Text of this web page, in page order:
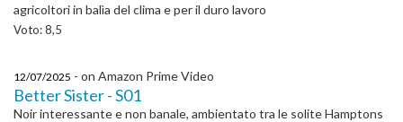
agricoltori in balìa del clima e per il duro lavoro
Voto: 8,5
12/07/2025 - on Amazon Prime Video
Better Sister - S01
Noir interessante e non banale, ambientato tra le solite Hamptons